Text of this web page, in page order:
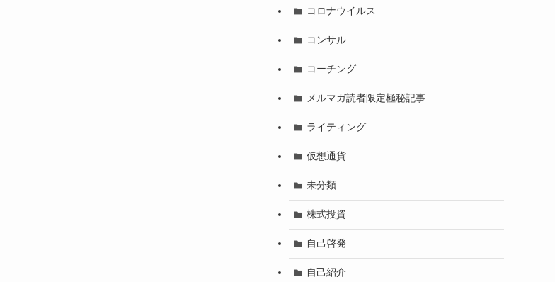
コロナウイルス
コンサル
コーチング
メルマガ読者限定極秘記事
ライティング
仮想通貨
未分類
株式投資
自己啓発
自己紹介